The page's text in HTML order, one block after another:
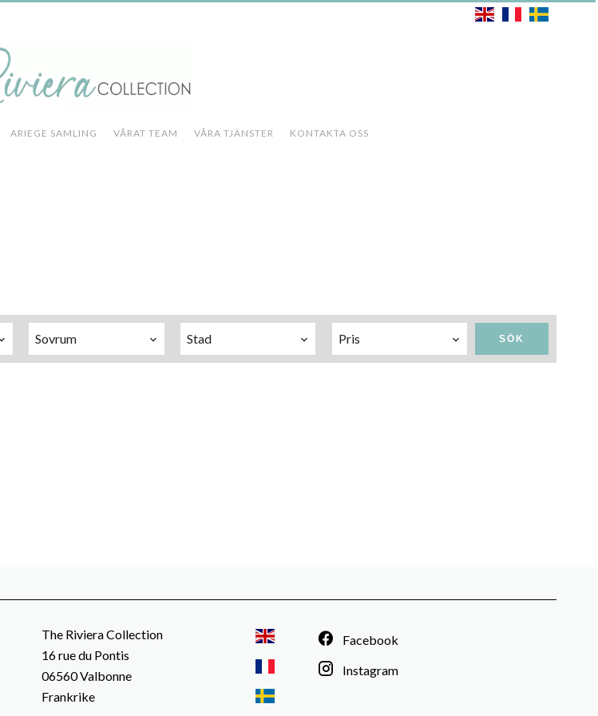
på alla typer av fastigheter för både köpande och säljande kunder samt säsongsuthyrning. Med hjälp
behov. Ett oberoende, tvåspråkigt och trevligt team erbjuder en personlig service inklusive
undersökningar och utvärderingar, genomförande av hela försäljningsprocessen genom en notarie och
arbeta med dig.
ARIEGE SAMLING VÅRAT TEAM VÅRA TJÄNSTER KONTAKTA OSS
Sovrum Stad Pris SÖK
The Riviera Collection
16 rue du Pontis
06560Valbonne
Frankrike
Facebook
Instagram